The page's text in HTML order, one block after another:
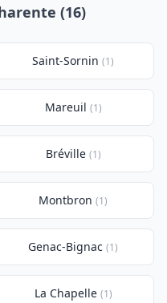
(16)
Saint-Sornin (1)
Mareuil (1)
Bréville (1)
Montbron (1)
Genac-Bignac (1)
La Chapelle (1)